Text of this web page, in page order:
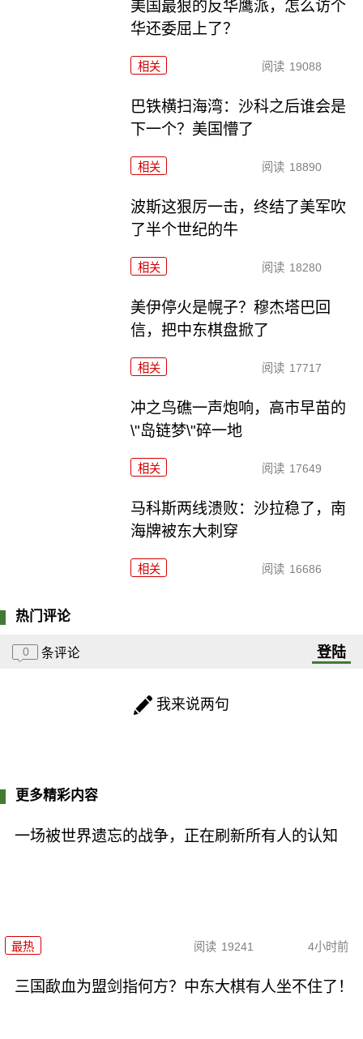
美国最狠的反华鹰派，怎么访个
华还委屈上了？
相关 阅读 19088
巴铁横扫海湾：沙科之后谁会是
下一个？美国懵了
相关 阅读 18890
波斯这狠厉一击，终结了美军吹
了半个世纪的牛
相关 阅读 18280
美伊停火是幌子？穆杰塔巴回
信，把中东棋盘掀了
相关 阅读 17717
冲之鸟礁一声炮响，高市早苗的
\"岛链梦\"碎一地
相关 阅读 17649
马科斯两线溃败：沙拉稳了，南
海牌被东大刺穿
相关 阅读 16686
热门评论
0 条评论 登陆
我来说两句
更多精彩内容
一场被世界遗忘的战争，正在刷新所有人的认知
最热 阅读 19241 4小时前
三国歃血为盟剑指何方？中东大棋有人坐不住了！